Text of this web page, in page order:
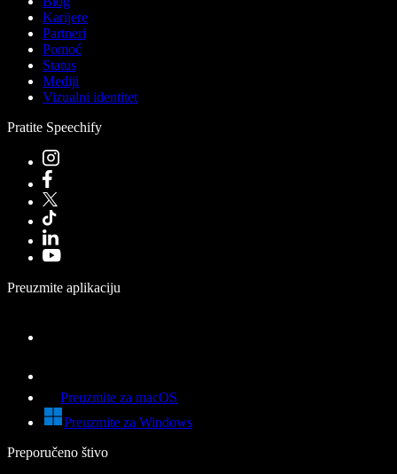
Karijere
Partneri
Pomoć
Status
Mediji
Vizualni identitet
Pratite Speechify
Preuzmite aplikaciju
Preuzmite za macOS
Preuzmite za Windows
Preporučeno štivo